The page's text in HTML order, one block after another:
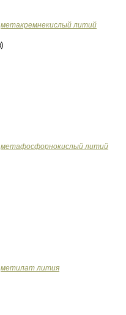
метакремнекислый литий
метафосфорнокислый литий
метилат лития